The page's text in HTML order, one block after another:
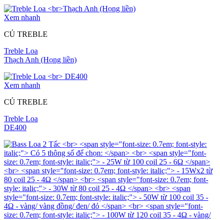
Xem nhanh
CỦ TREBLE
Treble Loa
Thạch Anh (Họng liền)
Xem nhanh
CỦ TREBLE
Treble Loa
DE400